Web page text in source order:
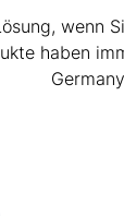
wenn
haben